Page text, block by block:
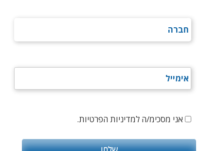
אני מסכימ/ה למדיניות הפרטיות.